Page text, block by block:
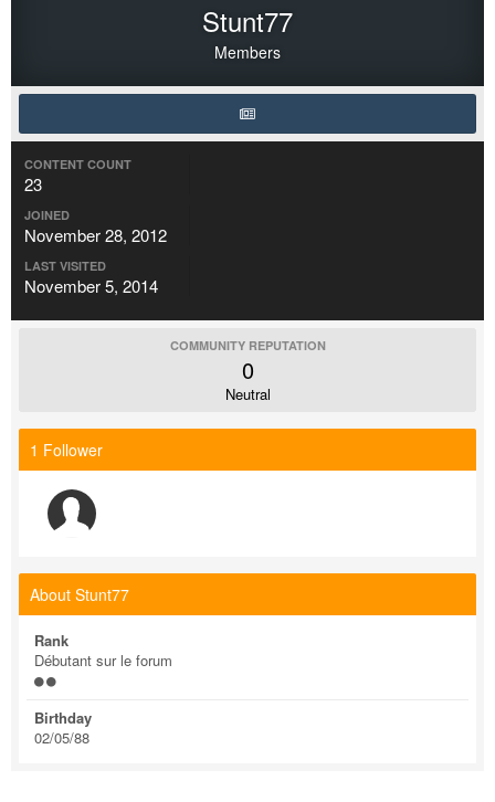
Stunt77
Members
CONTENT COUNT
23
JOINED
November 28, 2012
LAST VISITED
November 5, 2014
COMMUNITY REPUTATION
0
Neutral
1 Follower
About Stunt77
Rank
Débutant sur le forum
Birthday
02/05/88